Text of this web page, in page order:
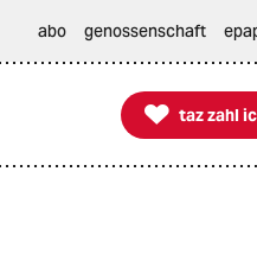
abo genossenschaft

taz zahl ich
taz zahl